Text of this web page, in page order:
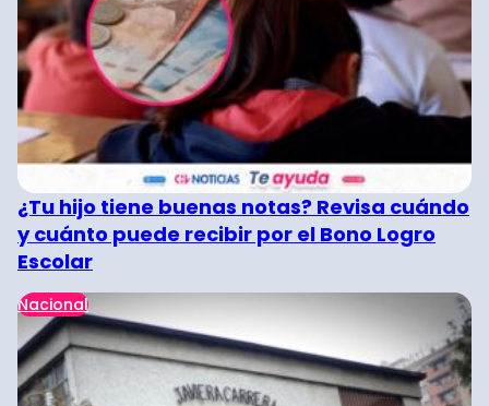
¿Tu hijo tiene buenas notas? Revisa cuándo
y cuánto puede recibir por el Bono Logro
Escolar
Nacional